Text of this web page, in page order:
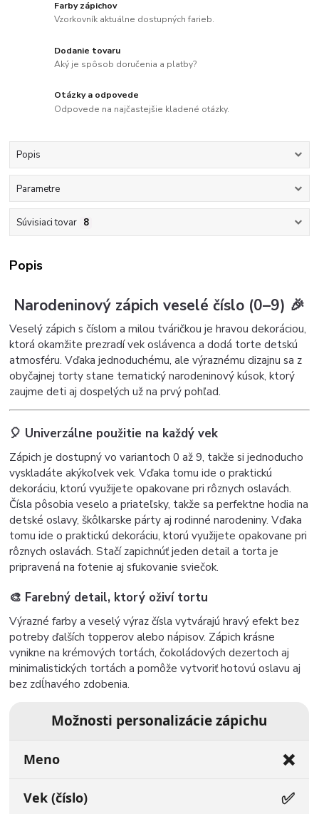
Farby zápichov
Vzorkovník aktuálne dostupných farieb.
Dodanie tovaru
Aký je spôsob doručenia a platby?
Otázky a odpovede
Odpovede na najčastejšie kladené otázky.
Popis
Parametre
Súvisiaci tovar 8
Popis
Narodeninový zápich veselé číslo (0–9) 🎉
Veselý zápich s číslom a milou tváričkou je hravou dekoráciou,
ktorá okamžite prezradí vek oslávenca a dodá torte detskú
atmosféru. Vďaka jednoduchému, ale výraznému dizajnu sa z
obyčajnej torty stane tematický narodeninový kúsok, ktorý
zaujme deti aj dospelých už na prvý pohľad.
🎈 Univerzálne použitie na každý vek
Zápich je dostupný vo variantoch 0 až 9, takže si jednoducho
vyskladáte akýkoľvek vek. Vďaka tomu ide o praktickú
dekoráciu, ktorú využijete opakovane pri rôznych oslavách.
Čísla pôsobia veselo a priateľsky, takže sa perfektne hodia na
detské oslavy, škôlkarske párty aj rodinné narodeniny. Vďaka
tomu ide o praktickú dekoráciu, ktorú využijete opakovane pri
rôznych oslavách. Stačí zapichnúť jeden detail a torta je
pripravená na fotenie aj sfukovanie sviečok.
🎨 Farebný detail, ktorý oživí tortu
Výrazné farby a veselý výraz čísla vytvárajú hravý efekt bez
potreby ďalších topperov alebo nápisov. Zápich krásne
vynikne na krémových tortách, čokoládových dezertoch aj
minimalistických tortách a pomôže vytvoriť hotovú oslavu aj
bez zdĺhavého zdobenia.
Možnosti personalizácie zápichu
Meno ❌
Vek (číslo) ✅